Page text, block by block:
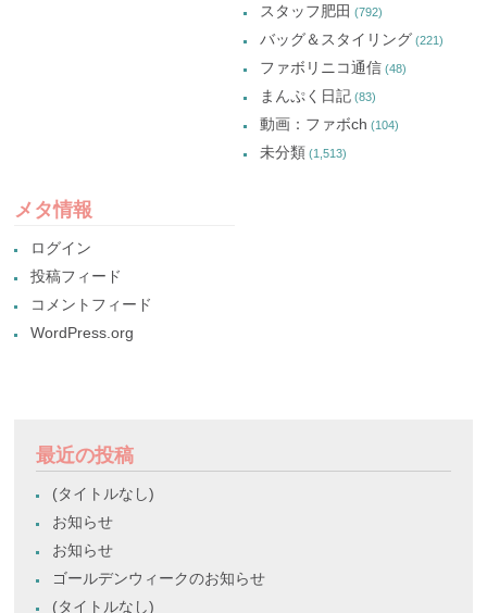
スタッフ肥田 (792)
バッグ＆スタイリング (221)
ファボリニコ通信(48)
まんぷく日記(83)
動画：ファボch (104)
未分類 (1,513)
メタ情報
ログイン
投稿フィード
コメントフィード
WordPress.org
最近の投稿
(タイトルなし)
お知らせ
お知らせ
ゴールデンウィークのお知らせ
(タイトルなし)